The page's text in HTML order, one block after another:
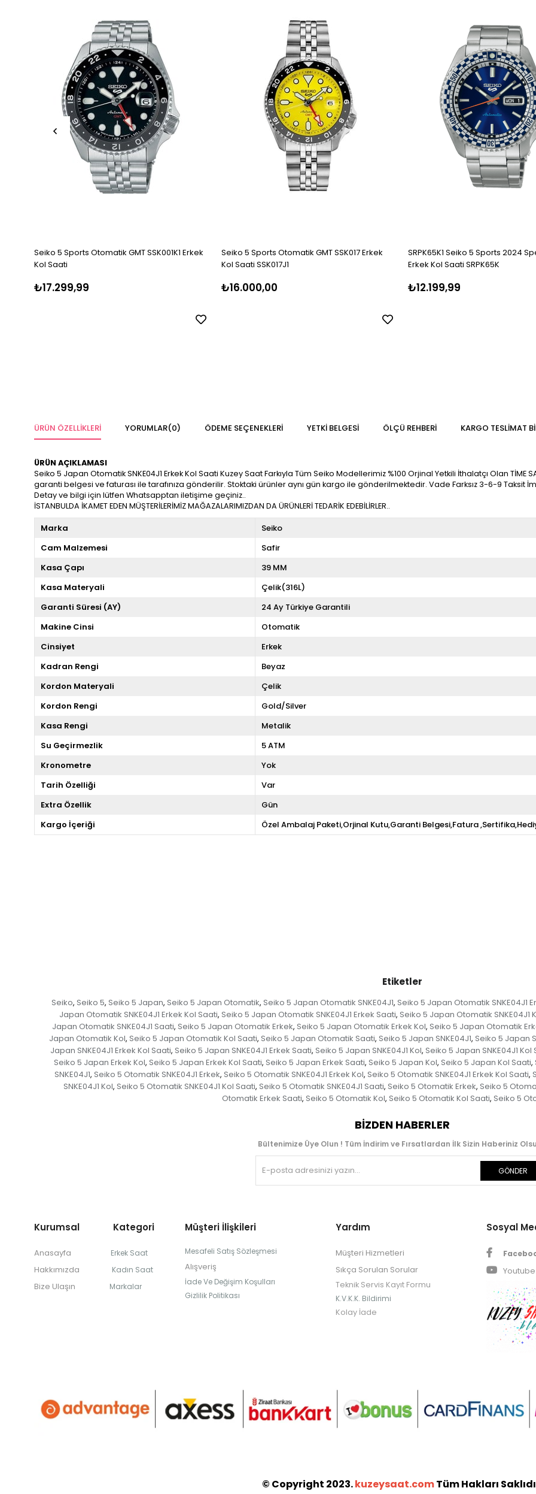
Seiko 5 Sports Otomatik GMT SSK001K1 Erkek
Kol Saati
₺17.299,99
Seiko 5 Sports Otomatik GMT SSK017 Erkek
Kol Saati SSK017J1
₺16.000,00
SRPK65K1 Seiko 5 Sports 2024
Erkek Kol Saati SRPK65K
₺12.199,99
ÜRÜN ÖZELLIKLERI YORUMLAR(0) ÖDEME SEÇENEKLERI YETKİ BELGESİ ÖLÇÜ REHBERI KARGO TESLIMAT
ÜRÜN AÇIKLAMASI
Seiko 5 Japan Otomatik SNKE04J1 Erkek Kol Saati Kuzey Saat Farkıyla Tüm Seiko Modellerimiz %100 Orjinal Yetkili İthalatçı Olan TİME
garanti belgesi ve faturası ile tarafınıza gönderilir. Stoktaki ürünler aynı gün kargo ile gönderilmektedir. Vade Farksız 3-6-9 Taksit
Detay ve bilgi için lütfen Whatsapptan iletişime geçiniz..
İSTANBULDA İKAMET EDEN MÜŞTERİLERİMİZ MAĞAZALARIMIZDAN DA ÜRÜNLERİ TEDARİK EDEBİLİRLER..
Marka
Seiko
Cam Malzemesi
Safir
Kasa Çapı
39 MM
Kasa Materyali
Çelik(316L)
Garanti Süresi (AY)
24 Ay Türkiye Garantili
Makine Cinsi
Otomatik
Cinsiyet
Erkek
Kadran Rengi
Beyaz
Kordon Materyali
Çelik
Kordon Rengi
Gold/Silver
Kasa Rengi
Metalik
Su Geçirmezlik
5 ATM
Kronometre
Yok
Tarih Özelliği
Var
Extra Özellik
Gün
Kargo İçeriği
Özel Ambalaj Paketi,Orjinal Kutu,Garanti Belgesi,Fatura
Etiketler
Seiko, Seiko 5, Seiko 5 Japan, Seiko 5 Japan Otomatik, Seiko 5 Japan Otomatik SNKE04J1, Seiko 5 Japan Otomatik SNKE04J1
Japan Otomatik SNKE04J1 Erkek Kol Saati, Seiko 5 Japan Otomatik SNKE04J1 Erkek Saati, Seiko 5 Japan Otomatik SNKE04J1
Japan Otomatik SNKE04J1 Saati, Seiko 5 Japan Otomatik Erkek, Seiko 5 Japan Otomatik Erkek Kol, Seiko 5 Japan Otomatik
Japan Otomatik Kol, Seiko 5 Japan Otomatik Kol Saati, Seiko 5 Japan Otomatik Saati, Seiko 5 Japan SNKE04J1, Seiko 5 Japan
Japan SNKE04J1 Erkek Kol Saati, Seiko 5 Japan SNKE04J1 Erkek Saati, Seiko 5 Japan SNKE04J1 Kol, Seiko 5 Japan SNKE04J1 Kol
Seiko 5 Japan Erkek Kol, Seiko 5 Japan Erkek Kol Saati, Seiko 5 Japan Erkek Saati, Seiko 5 Japan Kol, Seiko 5 Japan Kol Saati,
SNKE04J1, Seiko 5 Otomatik SNKE04J1 Erkek, Seiko 5 Otomatik SNKE04J1 Erkek Kol, Seiko 5 Otomatik SNKE04J1 Erkek Kol Saati,
SNKE04J1 Kol, Seiko 5 Otomatik SNKE04J1 Kol Saati, Seiko 5 Otomatik SNKE04J1 Saati, Seiko 5 Otomatik Erkek, Seiko 5
Otomatik Erkek Saati, Seiko 5 Otomatik Kol, Seiko 5 Otomatik Kol Saati, Seiko 5
BIZDEN HABERLER
Bültenimize Üye Olun ! Tüm İndirim ve Fırsatlardan İlk Sizin Haberiniz
GÖNDER
Kurumsal Kategori
Anasayfa Erkek Saat
Hakkımızda Kadın Saat
Bize Ulaşın Markalar
Müşteri İlişkileri
Mesafeli Satış Sözleşmesi
Alışveriş
İade Ve Değişim Koşulları
Gizlilik Politikası
Yardım
Müşteri Hizmetleri
Sıkça Sorulan Sorular
Teknik Servis Kayıt Formu
K.V.K.K. Bildirimi
Kolay İade
Sosyal
Youtube
© Copyright 2023.kuzeysaat.comTüm Hakları